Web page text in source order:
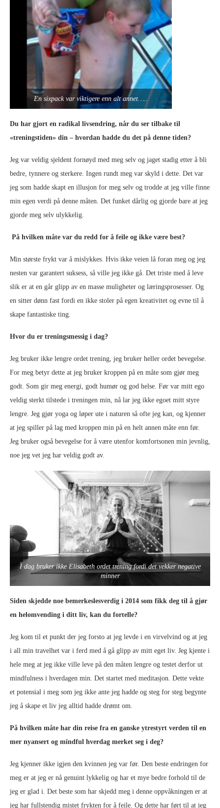
En sixpack var viktigere enn alt annet…..
Du har gjort en radikal livsendring, når du ser tilbake til
«treningstiden» din – hvordan hadde du det på denne tiden?
Jeg var veldig sjeldent fornøyd med meg selv og jaget stadig etter å bli
bedre, tynnere og sterkere. Ingen rundt meg var skyld i dette. Det var
jeg som hadde skapt en illusjon for meg selv og trodde at jeg ville finne
min egen verdi på denne måten. Det funket dårlig og gjorde bare at jeg
gjorde meg selv ulykkelig.
På hvilken måte var du redd for å feile og ikke være best?
Min største frykt var å mislykkes. Hvis ikke veien lå foran meg og jeg
nesten var garantert suksess, så ville jeg ikke gå. Det triste med å leve
slik er at en går glipp av en masse muligheter og læringsprosesser. Og
en sitter dønn fast fordi en ikke stoler på egen kreativitet og evne til å
skape fantastiske ting.
Hvor du er treningsmessig i dag?
Jeg bruker ikke lengre ordet trening, jeg bruker heller ordet bevegelse.
For meg betyr dette at jeg bruker kroppen på en måte som gjør meg
godt. Som gir meg energi, godt humør og god helse. Før var mitt ego
veldig sterkt tilstede i treningen min, nå lar jeg ikke egoet mitt styre
lengre. Jeg gjør yoga og løper ute i naturen så ofte jeg kan, og kjenner
at jeg spiller på lag med kroppen min på en helt annen måte enn før.
Jeg bruker også bevegelse for å være utenfor komfortsonen min jevnlig,
noe jeg vet jeg har veldig godt av.
I dag bruker ikke Elisabeth ordet trening fordi det vekker negative
minner
Siden skjedde noe bemerkeslesverdig i 2014 som fikk deg til å gjør
en helomvending i ditt liv, kan du fortelle?
Jeg kom til et punkt der jeg forsto at jeg levde i en virvelvind og at jeg
i all min travelhet var i ferd med å gå glipp av mitt eget liv. Jeg kjente i
hele meg at jeg ikke ville leve på den måten lengre og testet derfor ut
mindfulness i hverdagen min. Det startet med meditasjon. Dette vekte
et potensial i meg som jeg ikke ante jeg hadde og steg for steg begynte
jeg å skape et liv jeg alltid hadde drømt om.
På hvilken måte har din reise fra en ganske ytrestyrt verden til en
mer nyansert og mindful hverdag merket seg i deg?
Jeg kjenner ikke igjen den kvinnen jeg var før. Den beste endringen for
meg er at jeg er nå genuint lykkelig og har et mye bedre forhold til de
jeg er glad i. Det beste som har skjedd meg i denne oppvåkningen er at
jeg har fullstendig mistet frykten for å feile. Og dette har ført til at jeg